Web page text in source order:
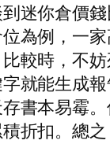
迷你倉價
為例，一
較時，不
就能生成
書本易霉
折扣。總